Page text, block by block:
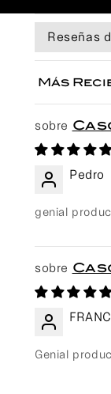
Reseñas
Sort by
Pedro
genial
Genial